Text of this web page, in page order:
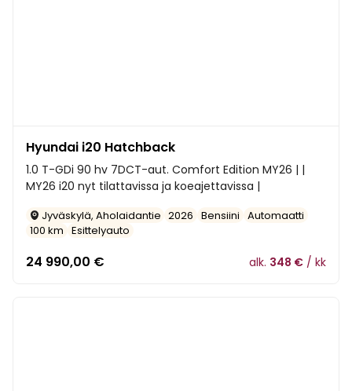
Hyundai i20 Hatchback
1.0 T-GDi 90 hv 7DCT-aut. Comfort Edition MY26 | |
MY26 i20 nyt tilattavissa ja koeajettavissa |
Jyväskylä, Aholaidantie 2026 Bensiini Automaatti
100 km Esittelyauto
24 990,00 € alk. 348 € / kk